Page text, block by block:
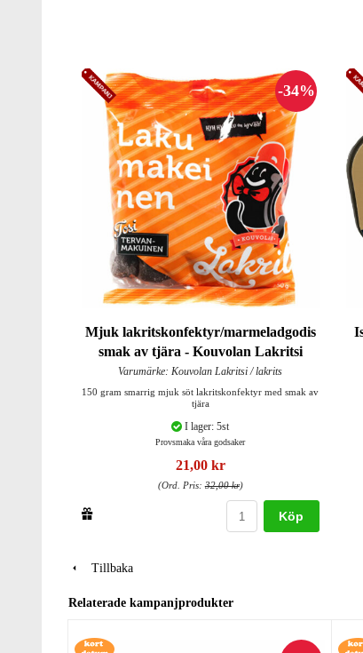
Mjuk lakritskonfektyr/marmeladgodis
smak av tjära - Kouvolan Lakritsi
Varumärke: Kouvolan Lakritsi / lakrits
150 gram smarrig mjuk söt lakritskonfektyr med smak av
tjära
I lager: 5st
Provsmaka våra godsaker
21,00 kr
(Ord. Pris:32,00 kr)
Köp
Tillbaka
Relaterade kampanjprodukter